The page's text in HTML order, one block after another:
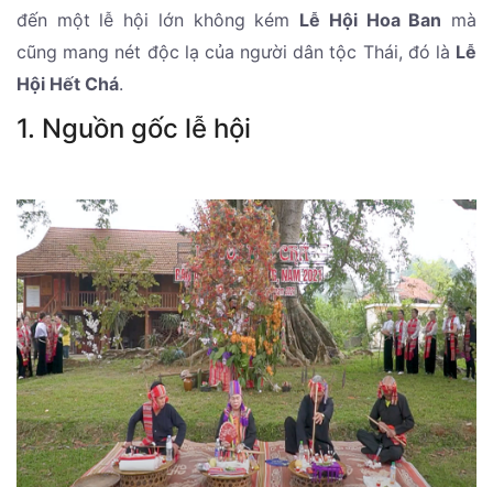
đến một lễ hội lớn không kém Lễ Hội Hoa Ban mà
cũng mang nét độc lạ của người dân tộc Thái, đó là Lễ
Hội Hết Chá.
1. Nguồn gốc lễ hội